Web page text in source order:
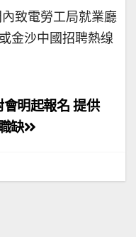
致電勞工局就業廳
金沙中國招聘熱缐
會明起報名 提供
缺